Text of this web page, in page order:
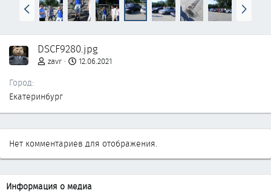
Н
а
а
д
В
п
р
DSCF9280.jpg
zavr 12.06.2021
Город
Екатеринбург
Нет комментариев для отображения.
Информация о медиа